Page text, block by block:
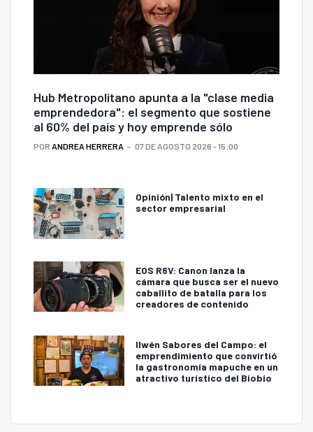
Hub Metropolitano apunta a la "clase media
emprendedora": el segmento que sostiene
al 60% del país y hoy emprende sólo
POR ANDREA HERRERA 07 DE AGOSTO 2026 - 15:00
Opinión| Talento mixto en el
sector empresarial
EOS R6V: Canon lanza la
cámara que busca ser el nuevo
caballito de batalla para los
creadores de contenido
Ilwén Sabores del Campo: el
emprendimiento que convirtió
la gastronomía mapuche en un
atractivo turístico del Biobío